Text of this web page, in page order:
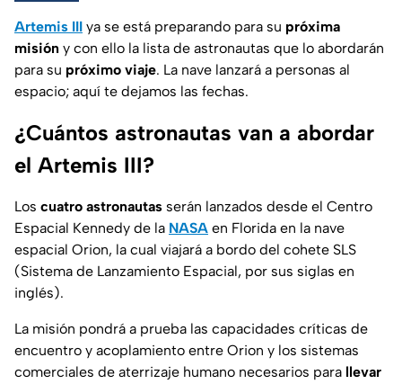
Artemis III ya se está preparando para su próxima
misión y con ello la lista de astronautas que lo abordarán
para su próximo viaje. La nave lanzará a personas al
espacio; aquí te dejamos las fechas.
¿Cuántos astronautas van a abordar
el Artemis III?
Los cuatro astronautas serán lanzados desde el Centro
Espacial Kennedy de la NASA en Florida en la nave
espacial Orion, la cual viajará a bordo del cohete SLS
(Sistema de Lanzamiento Espacial, por sus siglas en
inglés).
La misión pondrá a prueba las capacidades críticas de
encuentro y acoplamiento entre Orion y los sistemas
comerciales de aterrizaje humano necesarios para llevar